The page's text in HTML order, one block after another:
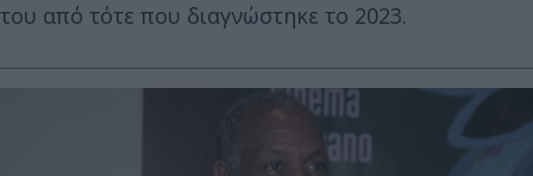
του από τότε που διαγνώστηκε το 2023.